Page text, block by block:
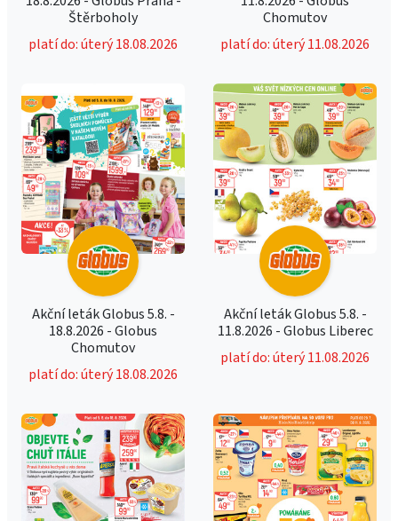
Štěrboholy
platí do: úterý 18.08.2026
Chomutov
platí do: úterý 11.08.2026
Akční leták Globus 5.8. -
18.8.2026 - Globus
Chomutov
platí do: úterý 18.08.2026
Akční leták Globus 5.8. -
11.8.2026 - Globus Liberec
platí do: úterý 11.08.2026